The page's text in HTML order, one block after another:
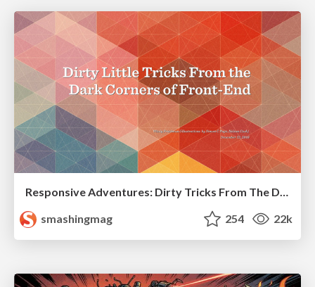
Responsive Adventures: Dirty Tricks From The Dark Corners of Front-End
smashingmag
254 22k